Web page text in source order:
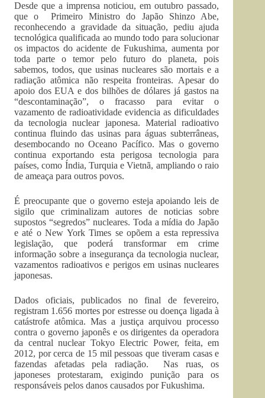
Desde que a imprensa noticiou, em outubro passado,
que o Primeiro Ministro do Japão Shinzo Abe,
reconhecendo a gravidade da situação, pediu ajuda
tecnológica qualificada ao mundo todo para solucionar
os impactos do acidente de Fukushima, aumenta por
toda parte o temor pelo futuro do planeta, pois
sabemos, todos, que usinas nucleares são mortais e a
radiação atômica não respeita fronteiras. Apesar do
apoio dos EUA e dos bilhões de dólares já gastos na
“descontaminação”, o fracasso para evitar o
vazamento de radioatividade evidencia as dificuldades
da tecnologia nuclear japonesa. Material radioativo
continua fluindo das usinas para águas subterrâneas,
desembocando no Oceano Pacífico. Mas o governo
continua exportando esta perigosa tecnologia para
países, como Índia, Turquia e Vietnã, ampliando o raio
de ameaça para outros povos.
É preocupante que o governo esteja apoiando leis de
sigilo que criminalizam autores de noticias sobre
supostos “segredos” nucleares. Toda a mídia do Japão
e até o New York Times se opõem a esta repressiva
legislação, que poderá transformar em crime
informação sobre a insegurança da tecnologia nuclear,
vazamentos radioativos e perigos em usinas nucleares
japonesas.
Dados oficiais, publicados no final de fevereiro,
registram 1.656 mortes por estresse ou doença ligada à
catástrofe atômica. Mas a justiça arquivou processo
contra o governo japonês e os dirigentes da operadora
da central nuclear Tokyo Electric Power, feita, em
2012, por cerca de 15 mil pessoas que tiveram casas e
fazendas afetadas pela radiação. Nas ruas, os
japoneses protestaram, exigindo punição para os
responsáveis pelos danos causados por Fukushima.